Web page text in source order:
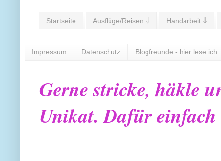
Startseite Ausflüge/Reisen ⇓ Handarbeit ⇓
Impressum Datenschutz Blogfreunde - hier lese ich
Gerne stricke, häkle
Unikat. Dafür